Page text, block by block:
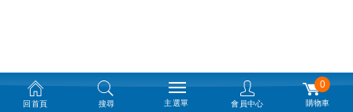
回首頁 搜尋 主選單 會員中心
0
購物車